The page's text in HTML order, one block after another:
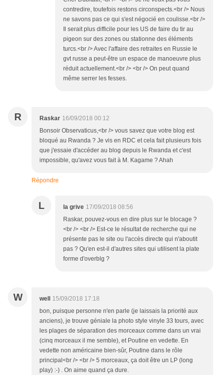
contredire, toutefois restons circonspects.<br /> Nous
ne savons pas ce qui s'est négocié en coulisse.<br />
Il serait plus difficile pour les US de faire du tir au
pigeon sur des zones ou stationne des éléments
turcs.<br /> Avec l'affaire des retraites en Russie le
gvt russe a peut-être un espace de manoeuvre plus
réduit actuellement.<br /> <br /> On peut quand
même serrer les fesses.
R Raskar 16/09/2018 00:12
Bonsoir Observaticus,<br /> vous savez que votre blog est
bloqué au Rwanda ? Je vis en RDC et cela fait plusieurs fois
que j'essaie d'accéder au blog depuis le Rwanda et c'est
impossible, qu'avez vous fait à M. Kagame ? Ahah
Répondre
L la grive 17/09/2018 08:56
Raskar, pouvez-vous en dire plus sur le blocage ?
<br /> <br /> Est-ce le résultat de recherche qui ne
présente pas le site ou l'accès directe qui n'aboutit
pas ? Qu'en est-il d'autres sites qui utilisent la plate
forme d'overblg ?
W well
15/09/2018 17:18
bon, puisque personne n'en parle (je laissais la priorité aux
anciens), je trouve géniale la photo style vinyle 33 tours, avec
les plages de séparation des morceaux comme dans un vrai
(cinq morceaux il me semble), et Poutine en vedette. En
vedette non américaine bien-sûr, Poutine dans le rôle
principal<br /> <br /> 5 morceaux, ça doit être un LP (long
play) :-) . On aime quand ça dure.